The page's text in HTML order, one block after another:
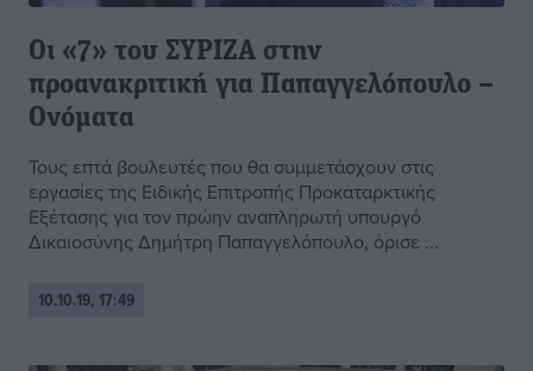
Οι «7» του ΣΥΡΙΖΑ στην
προανακριτική για Παπαγγελόπουλο –
Ονόματα
Τους επτά βουλευτές που θα συμμετάσχουν στις
εργασίες της Ειδικής Επιτροπής Προκαταρκτικής
Εξέτασης για τον πρώην αναπληρωτή υπουργό
Δικαιοσύνης Δημήτρη Παπαγγελόπουλο, όρισε ...
10.10.19, 17:49